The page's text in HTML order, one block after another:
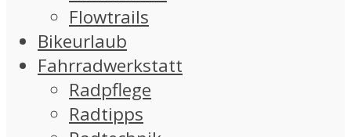
Flowtrails
Bikeurlaub
Fahrradwerkstatt
Radpflege
Radtipps